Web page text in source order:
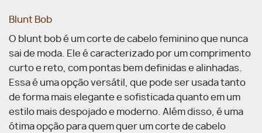
Blunt Bob
O blunt bob é um corte de cabelo feminino que nunca
sai de moda. Ele é caracterizado por um comprimento
curto e reto, com pontas bem definidas e alinhadas.
Essa é uma opção versátil, que pode ser usada tanto
de forma mais elegante e sofisticada quanto em um
estilo mais despojado e moderno. Além disso, é uma
ótima opção para quem quer um corte de cabelo